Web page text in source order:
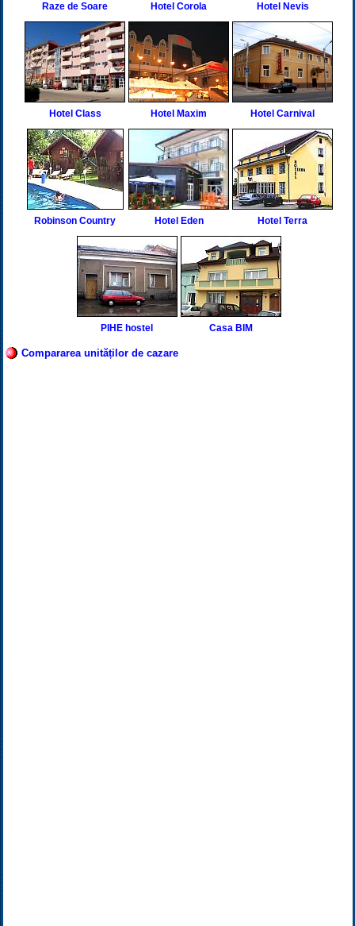
Raze de Soare Hotel Corola Hotel Nevis
Hotel Class Hotel Maxim Hotel Carnival
Robinson Country Hotel Eden Hotel Terra
PIHE hostel Casa BIM
Compararea unităților de cazare